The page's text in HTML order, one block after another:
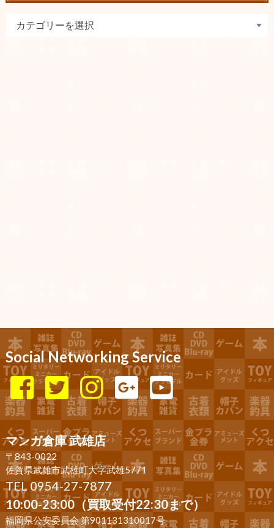
Social Networking Service
マンガ倉庫 武雄店
〒843-0022
佐賀県武雄市武雄町大字武雄5771
TEL 0954-27-7877
10:00-23:00（買取受付22:30まで）
福岡県公安委員会 第901131310017号